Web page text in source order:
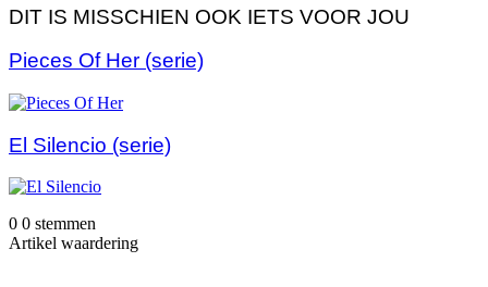
DIT IS MISSCHIEN OOK IETS VOOR JOU
Pieces Of Her (serie)
El Silencio (serie)
0 0 stemmen
Artikel waardering